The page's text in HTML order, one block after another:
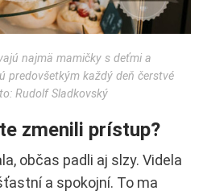
najmä mamičky s deťmi a
predovšetkým každý deň čerstvé
Rudolf Sladkovský
zmenili prístup?
občas padli aj slzy. Videla
a spokojní. To ma